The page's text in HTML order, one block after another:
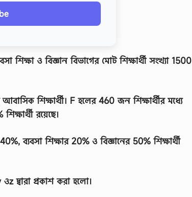
শিক্ষা ও বিজ্ঞান বিভাগের মােট শিক্ষার্থী সংখ্যা 1500
শিক্ষার্থী। F হলের 460 জন শিক্ষার্থীর মধ্যে
রয়েছে।
ব্যবসা শিক্ষার 20% ও বিজ্ঞানের 50% শিক্ষার্থী
দ্বারা প্রকাশ করা হলাে।